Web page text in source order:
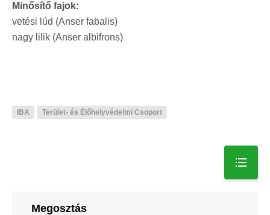
Minősítő fajok:
vetési lúd (Anser fabalis)
nagy lilik (Anser albifrons)
IBA Terület- és Élőhelyvédelmi Csoport
Megosztás